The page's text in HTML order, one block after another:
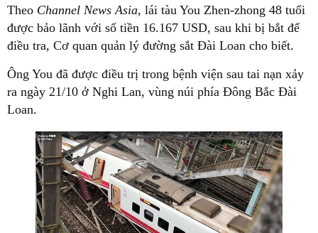
Theo Channel News Asia, lái tàu You Zhen-zhong 48 tuổi
được bảo lãnh với số tiền 16.167 USD, sau khi bị bắt để
điều tra, Cơ quan quản lý đường sắt Đài Loan cho biết.
Ông You đã được điều trị trong bệnh viện sau tai nạn xảy
ra ngày 21/10 ở Nghi Lan, vùng núi phía Đông Bắc Đài
Loan.